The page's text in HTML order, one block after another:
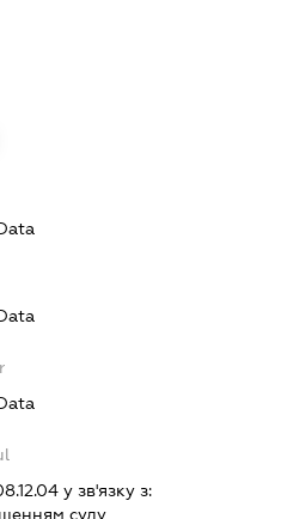
у зв'язку з:
суду